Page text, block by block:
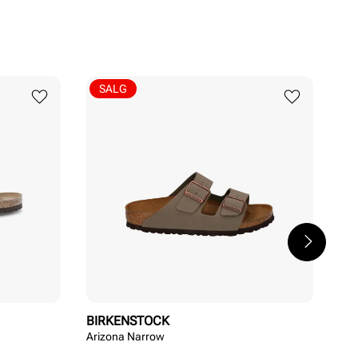
BIRKENSTOCK
Arizona Narrow
SALG